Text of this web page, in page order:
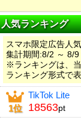
人気ランキング
スマホ限定広告人
集計期間:8/2 ～ 8/9
※ランキングは、
ランキング形式で
1位
TikTok Lite
18563pt